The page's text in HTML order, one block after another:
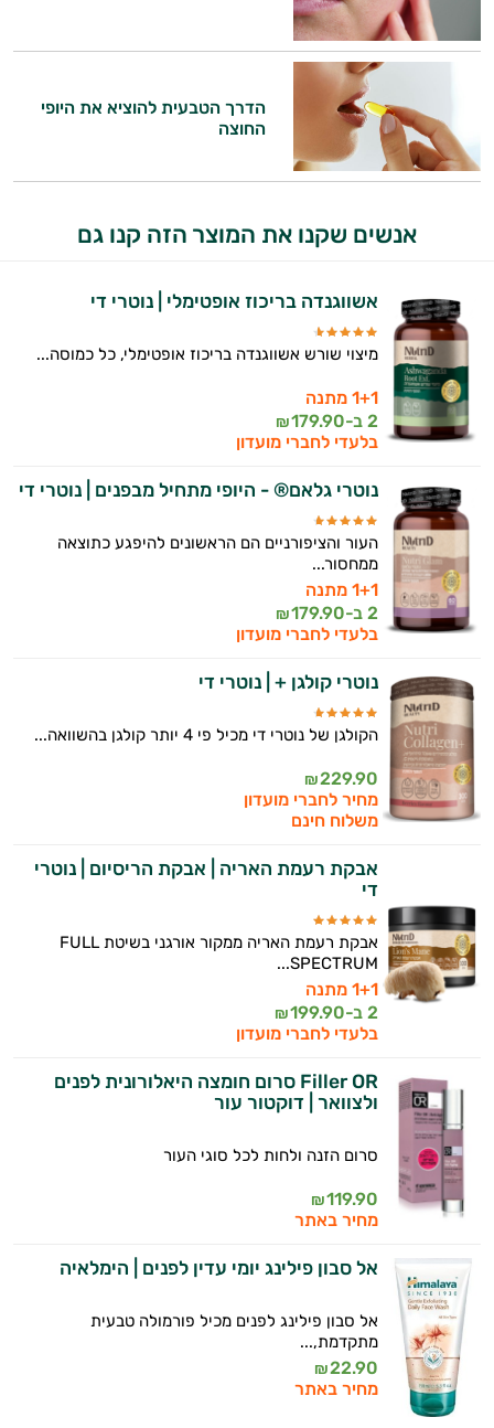
הדרך הטבעית להוציא את היופי
החוצה
אנשים שקנו את המוצר הזה קנו גם
אשווגנדה בריכוז אופטימלי | נוטרי די
מיצוי שורש אשווגנדה בריכוז אופטימלי, כל כמוסה...
1+1 מתנה
2 ב-
179.90
₪
בלעדי לחברי מועדון
נוטרי גלאם® - היופי מתחיל מבפנים | נוטרי די
העור והציפורניים הם הראשונים להיפגע כתוצאה
ממחסור...
1+1 מתנה
2 ב-
179.90
₪
בלעדי לחברי מועדון
נוטרי קולגן + | נוטרי די
הקולגן של נוטרי די מכיל פי 4 יותר קולגן בהשוואה...
229.90
₪
מחיר לחברי מועדון
משלוח חינם
אבקת רעמת האריה | אבקת הריסיום | נוטרי
די
אבקת רעמת האריה ממקור אורגני בשיטת FULL
SPECTRUM...
1+1 מתנה
2 ב-
199.90
₪
בלעדי לחברי מועדון
Filler OR סרום חומצה היאלורונית לפנים
ולצוואר | דוקטור עור
סרום הזנה ולחות לכל סוגי העור
119.90
₪
מחיר באתר
אל סבון פילינג יומי עדין לפנים | הימלאיה
אל סבון פילינג לפנים מכיל פורמולה טבעית
מתקדמת,...
22.90
₪
מחיר באתר
ותזונת הספורט.
אני כאן כדי לעזור לך להתאים את תוספי
התזונה ומוצרי הבריאות המדויקים למטרות
ולמצב הגופני שלך, ולהסביר לך אילו רכיבים
עובדים יחד כדי למקסם תוצאות גם בחיי היום
יום וגם בתחום הכושר והספורט.
אישיות מבוססות מדעית.